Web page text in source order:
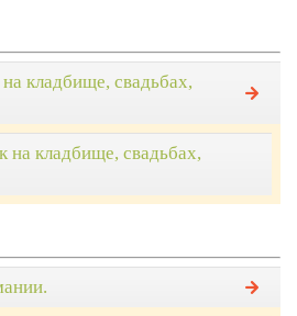
кладбище, свадьбах,
на кладбище, свадьбах,